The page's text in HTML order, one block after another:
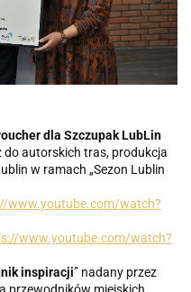
dla Szczupak LubLin
do autorskich tras, produkcja
w ramach „Sezon Lublin
www.youtube.com/watch?
www.youtube.com/watch?
inspiracji” nadany przez
przewodników miejskich